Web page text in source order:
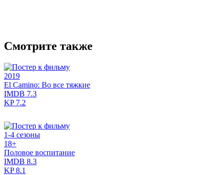
Смотрите также
2019
El Camino: Во все тяжкие
IMDB 7.3
KP7.2
1-4 сезоны
18+
Половое воспитание
IMDB 8.3
KP8.1